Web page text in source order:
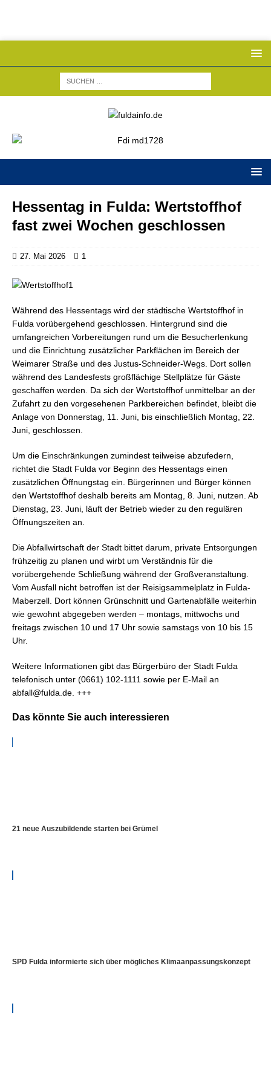
Hessentag in Fulda: Wertstoffhof
fast zwei Wochen geschlossen
27. Mai 2026 1
Während des Hessentags wird der städtische Wertstoffhof in
Fulda vorübergehend geschlossen. Hintergrund sind die
umfangreichen Vorbereitungen rund um die Besucherlenkung
und die Einrichtung zusätzlicher Parkflächen im Bereich der
Weimarer Straße und des Justus-Schneider-Wegs. Dort sollen
während des Landesfests großflächige Stellplätze für Gäste
geschaffen werden. Da sich der Wertstoffhof unmittelbar an der
Zufahrt zu den vorgesehenen Parkbereichen befindet, bleibt die
Anlage von Donnerstag, 11. Juni, bis einschließlich Montag, 22.
Juni, geschlossen.
Um die Einschränkungen zumindest teilweise abzufedern,
richtet die Stadt Fulda vor Beginn des Hessentags einen
zusätzlichen Öffnungstag ein. Bürgerinnen und Bürger können
den Wertstoffhof deshalb bereits am Montag, 8. Juni, nutzen. Ab
Dienstag, 23. Juni, läuft der Betrieb wieder zu den regulären
Öffnungszeiten an.
Die Abfallwirtschaft der Stadt bittet darum, private Entsorgungen
frühzeitig zu planen und wirbt um Verständnis für die
vorübergehende Schließung während der Großveranstaltung.
Vom Ausfall nicht betroffen ist der Reisigsammelplatz in Fulda-
Maberzell. Dort können Grünschnitt und Gartenabfälle weiterhin
wie gewohnt abgegeben werden – montags, mittwochs und
freitags zwischen 10 und 17 Uhr sowie samstags von 10 bis 15
Uhr.
Weitere Informationen gibt das Bürgerbüro der Stadt Fulda
telefonisch unter (0661) 102-1111 sowie per E-Mail an
abfall@fulda.de. +++
Das könnte Sie auch interessieren
21 neue Auszubildende starten bei Grümel
SPD Fulda informierte sich über mögliches Klimaanpassungskonzept